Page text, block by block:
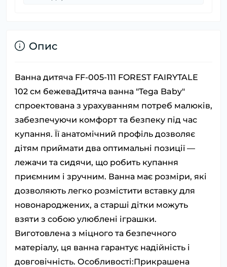
Опис
Ванна дитяча FF-005-111 FOREST FAIRYTALE
102 см бежеваДитяча ванна "Tega Baby"
спроектована з урахуванням потреб малюків,
забезпечуючи комфорт та безпеку під час
купання. Її анатомічний профіль дозволяє
дітям приймати два оптимальні позиції —
лежачи та сидячи, що робить купання
приємним і зручним. Ванна має розміри, які
дозволяють легко розмістити вставку для
новонароджених, а старші дітки можуть
взяти з собою улюблені іграшки.
Виготовлена з міцного та безпечного
матеріалу, ця ванна гарантує надійність і
довговічність. Особливості:Прикрашена